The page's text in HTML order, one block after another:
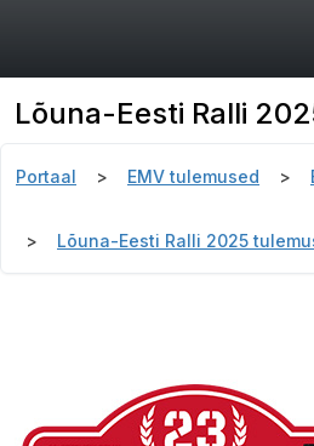
Lõuna-Eesti Ralli
Portaal EMV tulemused
Lõuna-Eesti Ralli 2025